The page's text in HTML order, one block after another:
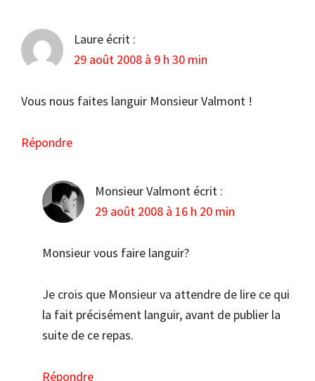
Laure écrit :
29 août 2008 à 9 h 30 min
Vous nous faites languir Monsieur Valmont !
Répondre
Monsieur Valmont écrit :
29 août 2008 à 16 h 20 min
Monsieur vous faire languir?
Je crois que Monsieur va attendre de lire ce qui
la fait précisément languir, avant de publier la
suite de ce repas.
Répondre